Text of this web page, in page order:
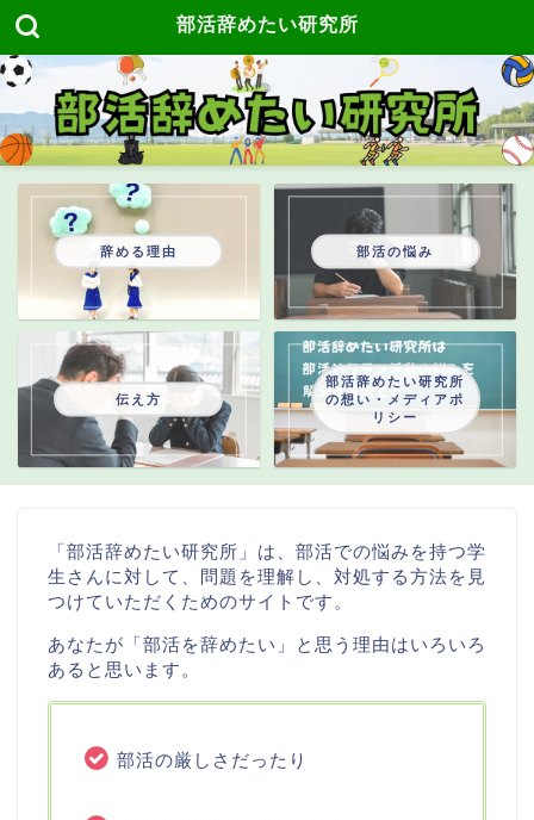
部活辞めたい研究所
辞める理由 部活の悩み
伝え方
部活辞めたい研究所
の想い・メディアポ
リシー
「部活辞めたい研究所」は、部活での悩みを持つ学
生さんに対して、問題を理解し、対処する方法を見
つけていただくためのサイトです。
あなたが「部活を辞めたい」と思う理由はいろいろ
あると思います。
部活の厳しさだったり